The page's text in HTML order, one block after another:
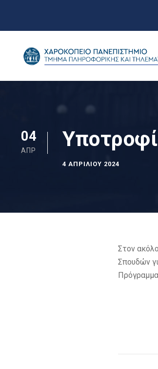
04
ΑΠΡ
4 ΑΠΡΙΛΊΟΥ 2024
Στον
Σπουδών
Πρόγραμμα.